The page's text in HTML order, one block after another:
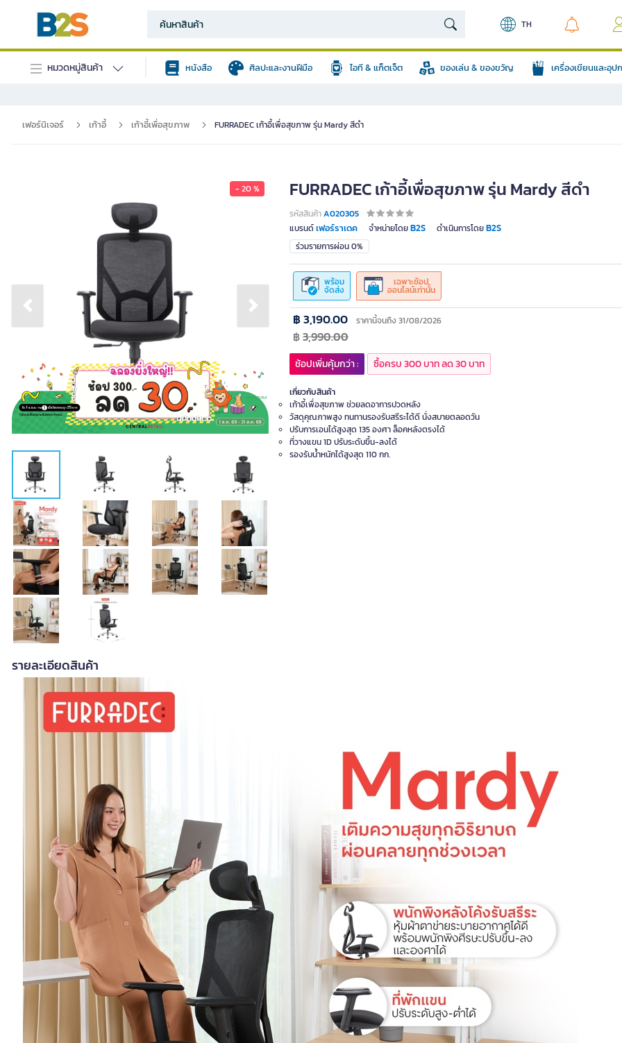
TH
หมวดหมู่สินค้า หนังสือ ศิลปะและงานฝีมือ ไอที & แก็ตเจ็ต ของเล่น & ของขวัญ เครื่องเขียนและอุ
เฟอร์นิเจอร์ เก้าอี้ เก้าอี้เพื่อสุขภาพ FURRADEC เก้าอี้เพื่อสุขภาพ รุ่น Mardy สีดำ
- 20 %
Previous slide Next slide
FURRADEC เก้าอี้เพื่อสุขภาพ รุ่น Mardy สีดำ
รหัสสินค้าA020305
แบรนด์เฟอร์ราเดค จำหน่ายโดยB2S ดำเนินการโดยB2S
ร่วมรายการผ่อน 0%
พร้อม
จัดส่ง
เฉพาะช้อป
ออนไลน์เท่านั้น
฿ 3,190.00 ราคานี้จนถึง 31/08/2026
฿3,990.00
ช้อปเพิ่มคุ้มกว่า : ซื้อครบ 300 บาท ลด 30 บาท
เกี่ยวกับสินค้า
เก้าอี้เพื่อสุขภาพ ช่วยลดอาการปวดหลัง
วัสดุคุณภาพสูง ทนทานรองรับสรีระได้ดี นั่งสบายตลอดวัน
ปรับการเอนได้สูงสุด 135 องศา ล็อคหลังตรงได้
ที่วางแขน 1D ปรับระดับขึ้น-ลงได้
รองรับน้ำหนักได้สูงสุด 110 กก.
รายละเอียดสินค้า